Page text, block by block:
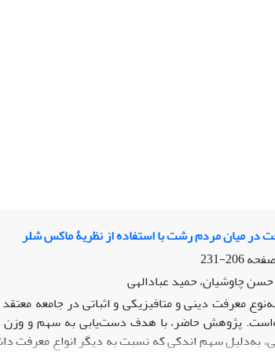
در میان مردم رشت با استفاده از نظریۀ ماکس شلر
206-231
چاوشیان، حمید عبادالهی
معرفت دینی و متافیزیکی و اثباتی در جامعه
پژوهش حاضر، با هدف دست‌یابی به سهم و
به‌دلیل سهم اندکی که نسبت به دیگر انواع